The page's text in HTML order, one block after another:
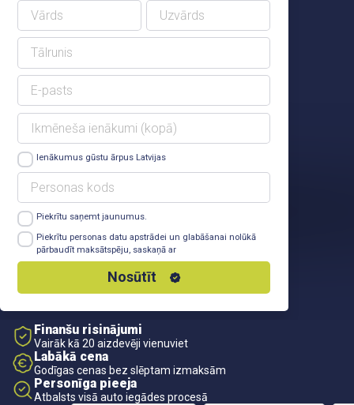
Ienākumus gūstu ārpus Latvijas
Piekrītu saņemt jaunumus.
Piekrītu personas datu apstrādei un glabāšanai nolūkā
pārbaudīt maksātspēju, saskaņā ar
Nosūtīt
Finanšu risinājumi
Vairāk kā 20 aizdevēji vienuviet
Labākā cena
Godīgas cenas bez slēptam izmaksām
Personīga pieeja
Atbalsts visā auto iegādes procesā